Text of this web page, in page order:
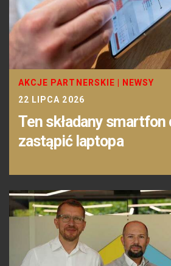
AKCJE PARTNERSKIE
NEWSY
22 LIPCA 2026
Ten składany smartfon
zastąpić laptopa